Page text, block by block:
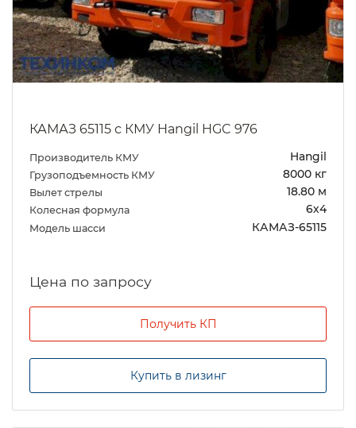
КАМАЗ 65115 с КМУ Hangil HGC 976
Производитель КМУ Hangil
Грузоподъемность КМУ 8000 кг
Вылет стрелы 18.80 м
Колесная формула 6х4
Модель шасси КАМАЗ-65115
Цена по запросу
Получить КП
Купить в лизинг